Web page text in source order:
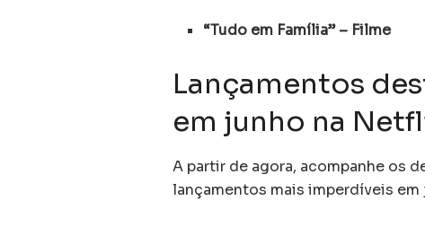
“Tudo em Família” – Filme
Lançamentos
em junho na
A partir de agora, acompanhe os
lançamentos mais imperdíveis